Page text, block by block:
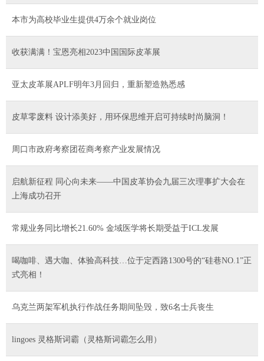
本市为高校毕业生提供4万余个就业岗位
收获满满！宝恩亮相2023中国国际皮革展
亚太皮革展APLF明年3月回归，重新塑造熟悉感
皮草零废料 设计添美好，用环保思维开启可持续时尚脑洞！
周口市政府考察团莅商考察产业发展情况
启航新征程 同心向未来——中国皮革协会九届三次理事扩大会在
上海成功召开
常规业务同比增长21.60% 金域医学将长期受益于ICL发展
喝咖啡、遇大咖、体验高科技…位于定西路1300号的“硅巷NO.1”正
式亮相！
乌克兰两架军机执行作战任务期间坠毁，致6名士兵丧生
lingoes 灵格斯词霸（灵格斯词霸怎么用）